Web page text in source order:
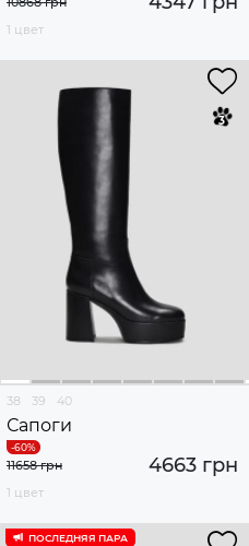
1 цвет
38 39 40
Сапоги
4663 грн
11658 грн
1 цвет
ПОСЛЕДНЯЯ ПАРА